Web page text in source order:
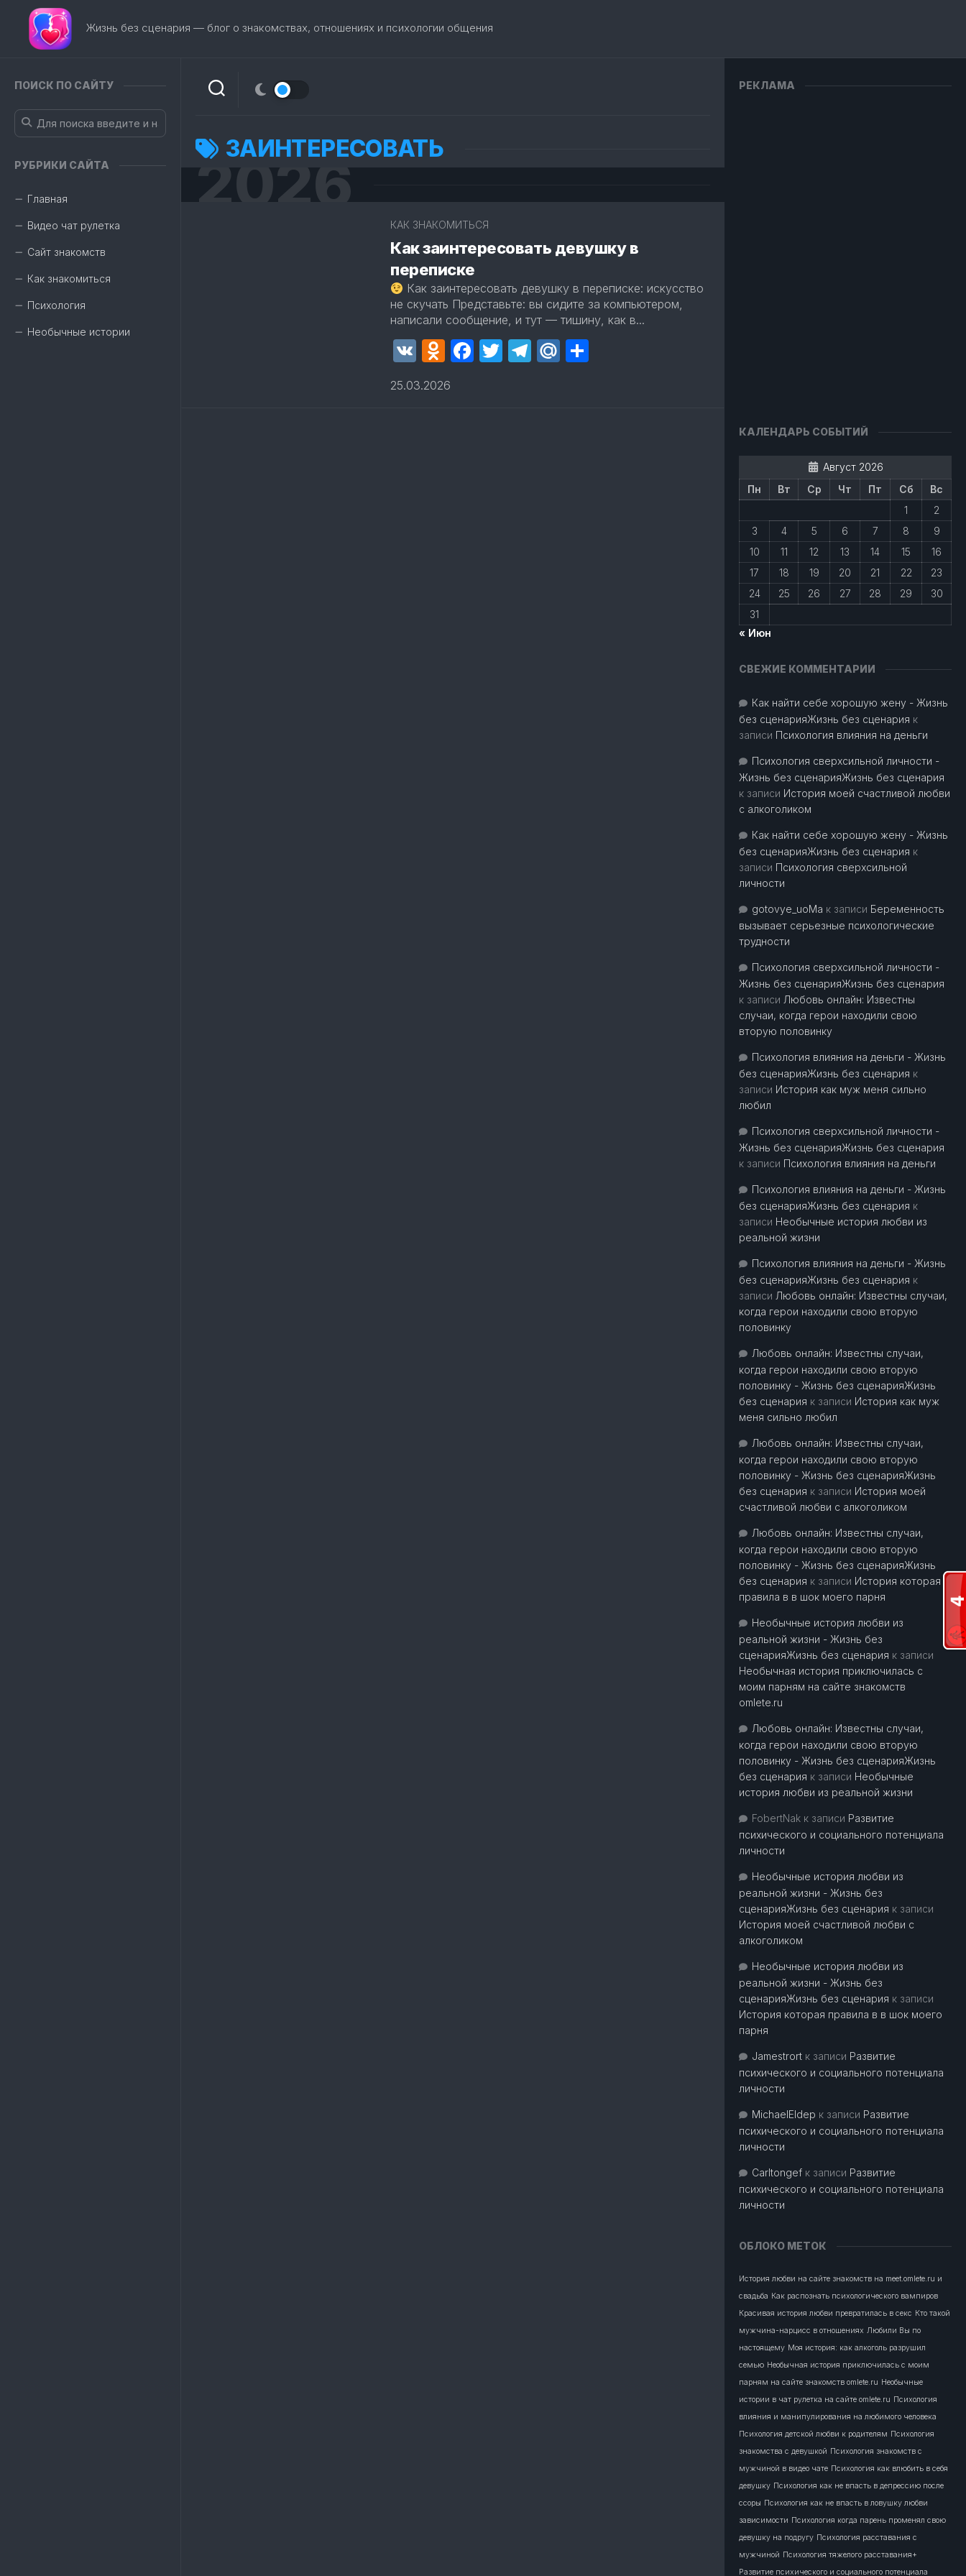
Перейти
содержанию
Жизнь без сценария — блог о знакомствах, отношениях и психологии общения
ПОИСК ПО САЙТУ
РУБРИКИ САЙТА
Главная
Видео чат рулетка
Сайт знакомств
Как знакомиться
Психология
Необычные истории
ЗАИНТЕРЕСОВАТЬ
2026
КАК ЗНАКОМИТЬСЯ
Как заинтересовать девушку в
переписке
Как заинтересовать девушку в переписке: искусство
не скучать Представьте: вы сидите за компьютером,
написали сообщение, и тут — тишину, как в...
VK Odnoklassniki
Facebook
Twitter
Telegram
Mail.Ru
25.03.2026
РЕКЛАМА
КАЛЕНДАРЬ СОБЫТИЙ
Август 2026
Пн
Вт Ср Чт Пт Сб
Вс
1
2
3
4 5 6 7 8
9
10
11 12 13 14 15
16
17
18 19 20 21 22
23
24
25 26 27 28 29
30
31
« Июн
СВЕЖИЕ КОММЕНТАРИИ
Как найти себе хорошую жену - Жизнь
без сценарияЖизнь без сценария к
записи Психология влияния на деньги
Психология сверхсильной личности -
Жизнь без сценарияЖизнь без сценария
к записи История моей счастливой любви
с алкоголиком
Как найти себе хорошую жену - Жизнь
без сценарияЖизнь без сценария к
записи Психология сверхсильной
личности
gotovye_uoMa к записи Беременность
вызывает серьезные психологические
трудности
Психология сверхсильной личности -
Жизнь без сценарияЖизнь без сценария
к записи Любовь онлайн: Известны
случаи, когда герои находили свою
вторую половинку
Психология влияния на деньги - Жизнь
без сценарияЖизнь без сценария к
записи История как муж меня сильно
любил
Психология сверхсильной личности -
Жизнь без сценарияЖизнь без сценария
к записи Психология влияния на деньги
Психология влияния на деньги - Жизнь
без сценарияЖизнь без сценария к
записи Необычные история любви из
реальной жизни
Психология влияния на деньги - Жизнь
без сценарияЖизнь без сценария к
записи Любовь онлайн: Известны случаи,
когда герои находили свою вторую
половинку
Любовь онлайн: Известны случаи,
когда герои находили свою вторую
половинку - Жизнь без сценарияЖизнь
без сценария к записи История как муж
меня сильно любил
Любовь онлайн: Известны случаи,
когда герои находили свою вторую
половинку - Жизнь без сценарияЖизнь
без сценария к записи История моей
счастливой любви с алкоголиком
Любовь онлайн: Известны случаи,
когда герои находили свою вторую
половинку - Жизнь без сценарияЖизнь
без сценария к записи История которая
правила в в шок моего парня
Необычные история любви из
реальной жизни - Жизнь без
сценарияЖизнь без сценария к записи
Необычная история приключилась с
моим парням на сайте знакомств
omlete.ru
Любовь онлайн: Известны случаи,
когда герои находили свою вторую
половинку - Жизнь без сценарияЖизнь
без сценария к записи Необычные
история любви из реальной жизни
FobertNak к записи Развитие
психического и социального потенциала
личности
Необычные история любви из
реальной жизни - Жизнь без
сценарияЖизнь без сценария к записи
История моей счастливой любви с
алкоголиком
Необычные история любви из
реальной жизни - Жизнь без
сценарияЖизнь без сценария к записи
История которая правила в в шок моего
парня
Jamestrort к записи Развитие
психического и социального потенциала
личности
MichaelEldep к записи Развитие
психического и социального потенциала
личности
Carltongef к записи Развитие
психического и социального потенциала
личности
ОБЛОКО МЕТОК
История любви на сайте знакомств на meet.omlete.ru и
свадьба Как распознать психологического вампиров
Красивая история любви превратилась в секс Кто такой
мужчина-нарцисс в отношениях Любили Вы по
настоящему Моя история: как алкоголь разрушил
семью Необычная история приключилась с моим
парням на сайте знакомств omlete.ru Необычные
истории в чат рулетка на сайте omlete.ru Психология
влияния и манипулирования на любимого человека
Психология детской любви к родителям Психология
знакомства с девушкой Психология знакомств с
мужчиной в видео чате Психология как влюбить в себя
девушку Психология как не впасть в депрессию после
ссоры Психология как не впасть в ловушку любви
зависимости Психология когда парень променял свою
девушку на подругу Психология расставания с
мужчиной Психология тяжелого расставания+
Развитие психического и социального потенциала